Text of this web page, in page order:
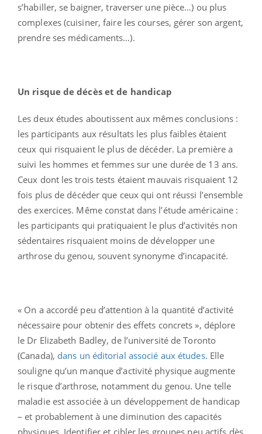
s’habiller, se baigner, traverser une pièce…) ou plus
complexes (cuisiner, faire les courses, gérer son argent,
prendre ses médicaments…).
Un risque de décès et de handicap
Les deux études aboutissent aux mêmes conclusions :
les participants aux résultats les plus faibles étaient
ceux qui risquaient le plus de décéder. La première a
suivi les hommes et femmes sur une durée de 13 ans.
Ceux dont les trois tests étaient mauvais risquaient 12
fois plus de décéder que ceux qui ont réussi l’ensemble
des exercices. Même constat dans l’étude américaine :
les participants qui pratiquaient le plus d’activités non
sédentaires risquaient moins de développer une
arthrose du genou, souvent synonyme d’incapacité.
« On a accordé peu d’attention à la quantité d’activité
nécessaire pour obtenir des effets concrets », déplore
le Dr Elizabeth Badley, de l’université de Toronto
(Canada), dans un éditorial associé aux études. Elle
souligne qu’un manque d’activité physique augmente
le risque d’arthrose, notamment du genou. Une telle
maladie est associée à un développement de handicap
– et probablement à une diminution des capacités
physiques. Identifier et cibler les groupes peu actifs dès